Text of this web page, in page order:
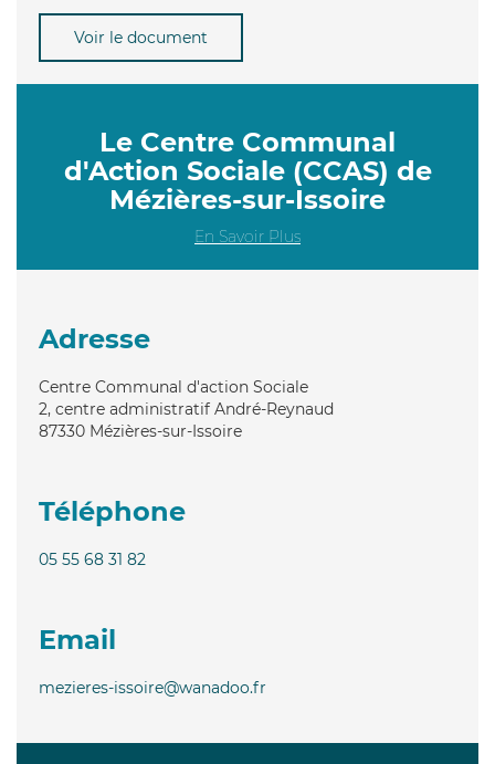
Voir le document
Le Centre Communal
d'Action Sociale (CCAS) de
Mézières-sur-Issoire
En Savoir Plus
Adresse
Centre Communal d'action Sociale
2, centre administratif André-Reynaud
87330 Mézières-sur-Issoire
Téléphone
05 55 68 31 82
Email
mezieres-issoire@wanadoo.fr